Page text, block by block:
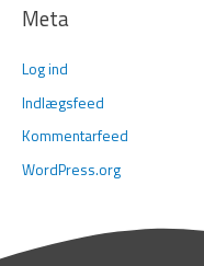
Meta
Log ind
Indlægsfeed
Kommentarfeed
WordPress.org